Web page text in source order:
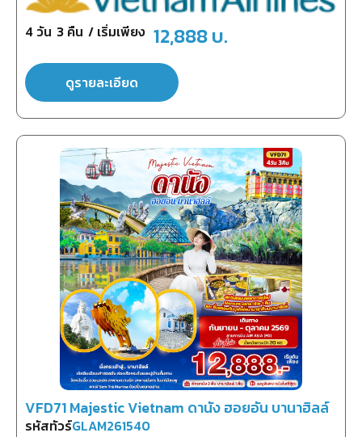
4 วัน 3 คืน / เริ่มเพียง 12,888บ.
ดูรายละเอียด
VFD71 Majestic Vietnam ดานัง ฮอยอัน บานาฮิลล์
รหัสทัวร์GLAM261540